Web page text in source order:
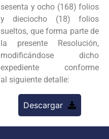
sesenta y ocho (168) folios
y dieciocho (18) folios
sueltos, que forma parte de
la presente Resolución,
modificándose dicho
expediente conforme
al siguiente detalle:
Descargar